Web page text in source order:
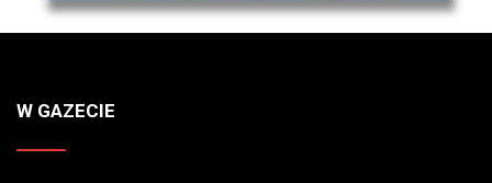
W GAZECIE